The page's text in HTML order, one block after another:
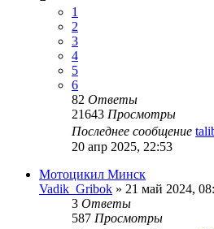
1
2
3
4
5
6
82 Ответы
21643 Просмотры
Последнее сообщение
20 апр 2025, 22:53
Мотоцикил Минск
Vadik_Gribok » 21 май 2024,
3 Ответы
587 Просмотры